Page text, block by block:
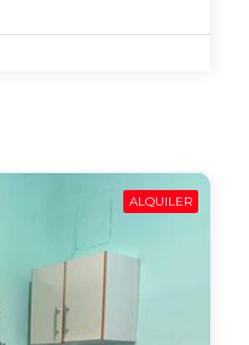
ALQUILER